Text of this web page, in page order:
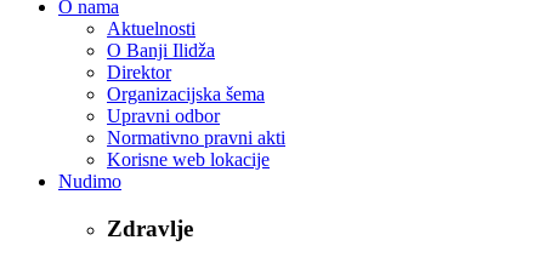
O nama
Aktuelnosti
O Banji Ilidža
Direktor
Organizacijska šema
Upravni odbor
Normativno pravni akti
Korisne web lokacije
Nudimo
Zdravlje